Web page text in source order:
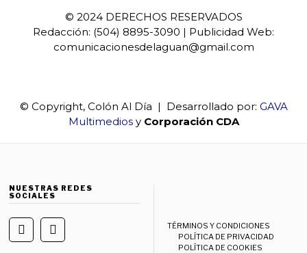
© 2024 DERECHOS RESERVADOS
Redacción: (504) 8895-3090 | Publicidad Web:
comunicacionesdelaguan@gmail.com
© Copyright, Colón Al Día | Desarrollado por: GAVA
Multimediosy Corporación CDA
NUESTRAS REDES
SOCIALES
TÉRMINOS Y CONDICIONES
POLÍTICA DE PRIVACIDAD
POLÍTICA DE COOKIES